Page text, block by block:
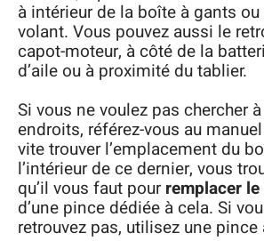
à intérieur de la boîte à gants
volant. Vous pouvez aussi le
capot-moteur, à côté de la
d’aile ou à proximité du tablier.
Si vous ne voulez pas chercher
endroits, référez-vous au
vite trouver l’emplacement du
l’intérieur de ce dernier, vous
qu’il vous faut pourremplacer
d’une pince dédiée à cela. Si
retrouvez pas, utilisez une